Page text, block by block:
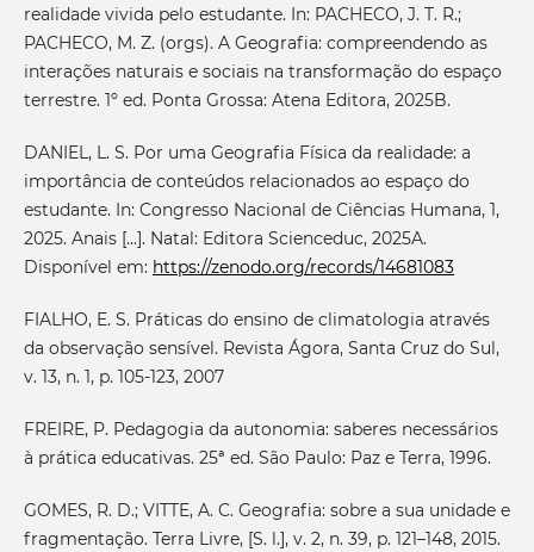
realidade vivida pelo estudante. In: PACHECO, J. T. R.;
PACHECO, M. Z. (orgs). A Geografia: compreendendo as
interações naturais e sociais na transformação do espaço
terrestre. 1º ed. Ponta Grossa: Atena Editora, 2025B.
DANIEL, L. S. Por uma Geografia Física da realidade: a
importância de conteúdos relacionados ao espaço do
estudante. In: Congresso Nacional de Ciências Humana, 1,
2025. Anais [...]. Natal: Editora Scienceduc, 2025A.
Disponível em: https://zenodo.org/records/14681083
FIALHO, E. S. Práticas do ensino de climatologia através
da observação sensível. Revista Ágora, Santa Cruz do Sul,
v. 13, n. 1, p. 105-123, 2007
FREIRE, P. Pedagogia da autonomia: saberes necessários
à prática educativas. 25ª ed. São Paulo: Paz e Terra, 1996.
GOMES, R. D.; VITTE, A. C. Geografia: sobre a sua unidade e
fragmentação. Terra Livre, [S. l.], v. 2, n. 39, p. 121–148, 2015.